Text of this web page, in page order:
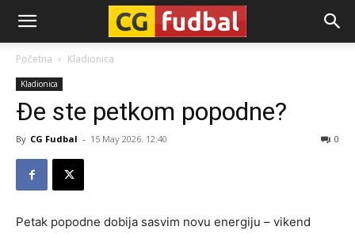
CG-
Fudbal
Početna Kladionica
Kladionica
Đe ste petkom popodne?
By CG Fudbal - 15 May 2026. 12:40 0
Petak popodne dobija sasvim novu energiju – vikend